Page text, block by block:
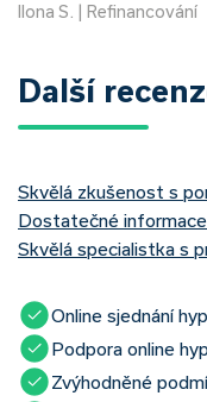
Ilona S. | Refinancování
Další
Skvělá zkušenost s
Dostatečné
Skvělá specialistka s
Online sjednání
Podpora online
Zvýhodněné